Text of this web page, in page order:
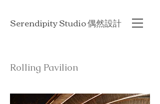
Serendipity Studio 偶然設計
Rolling Pavilion